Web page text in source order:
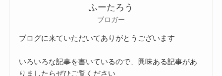
ふーたろう
ブロガー
ブログに来ていただいてありがとうございます
いろいろな記事を書いているので、興味ある記事があ
りましたらぜひご覧ください